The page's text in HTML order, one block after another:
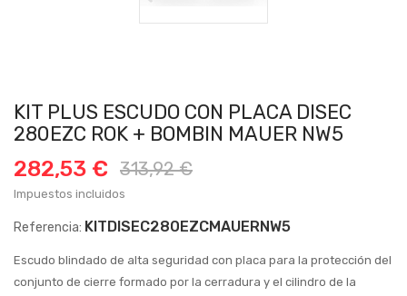
KIT PLUS ESCUDO CON PLACA DISEC
280EZC ROK + BOMBIN MAUER NW5
282,53 € 313,92 €
Impuestos incluidos
Referencia: KITDISEC280EZCMAUERNW5
Escudo blindado de alta seguridad con placa para la protección del
conjunto de cierre formado por la cerradura y el cilindro de la